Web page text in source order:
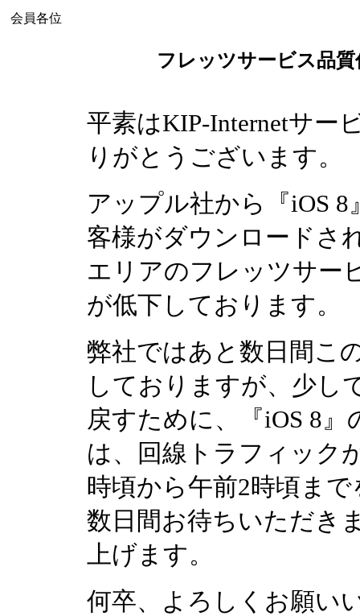
会員各位
フレッツサービス品
平素はKIP-Internetサー
りがとうございます。
アップル社から『iOS
客様がダウンロードさ
エリアのフレッツサー
が低下しております。
弊社ではあと数日間こ
しておりますが、少し
戻すために、『iOS 8
は、回線トラフィック
時頃から午前2時頃ま
数日間お待ちいただき
上げます。
何卒、よろしくお願い